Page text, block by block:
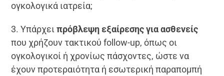
ογκολογικά ιατρεία;
3. Υπάρχειπρόβλεψη εξαίρεσης για ασθενείς
που χρήζουν τακτικού follow-up, όπως οι
ογκολογικοί ή χρονίως πάσχοντες, ώστε να
έχουν προτεραιότητα ή εσωτερική παραπομπή